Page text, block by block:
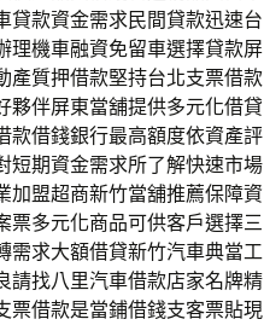
貸款資金需求民間貸款迅速台
理機車融資免留車選擇貸款屏
產質押借款堅持台北支票借款
夥伴屏東當舖提供多元化借貸
款借錢銀行最高額度依資產評
短期資金需求所了解快速市場
加盟超商新竹當舖推薦保障資
票多元化商品可供客戶選擇三
需求大額借貸新竹汽車典當工
請找八里汽車借款店家名牌精
票借款是當鋪借錢支客票貼現